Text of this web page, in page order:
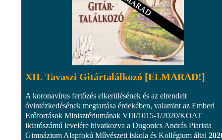
XII. Tavaszi Gitártalálkozó [ELMARAD!]
A koronavírus fertőzés elkerülésének és az elrendelt
óvintézkedésének megtartása érdekében, valamint az Emberi
Erőforrások Minisztériumának VIII/1015-1/2020/KOAT
iktatószámú levelére hivatkozva a Dugonics András Piarista
Gimnázium Alapfokú Művészeti Iskola és Kollégium által